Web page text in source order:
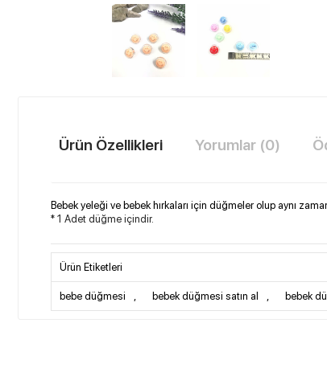
Ürün Özellikleri Yorumlar (0)
Bebek yeleği ve bebek hırkaları için düğmeler olup aynı
* 1 Adet düğme içindir.
Ürün Etiketleri
bebe düğmesi , bebek düğmesi satın al , bebek